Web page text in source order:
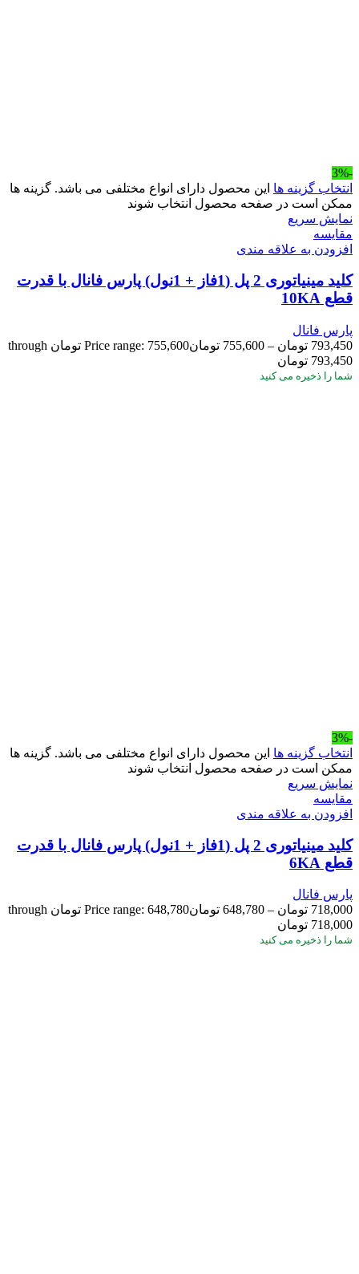
-3%
انتخاب گزینه ها این محصول دارای انواع مختلفی می باشد. گزینه ها
ممکن است در صفحه محصول انتخاب شوند
نمایش سریع
مقايسه
افزودن به علاقه مندی
کلید مینیاتوری 2 پل (1فاز + 1نول) پارس فانال با قدرت
قطع 10KA
پارس فانال
793,450 تومان –
755,600 تومان
Price range: 755,600 تومان through
793,450 تومان
شما را ذخیره می کنید
-3%
انتخاب گزینه ها این محصول دارای انواع مختلفی می باشد. گزینه ها
ممکن است در صفحه محصول انتخاب شوند
نمایش سریع
مقايسه
افزودن به علاقه مندی
کلید مینیاتوری 2 پل (1فاز + 1نول) پارس فانال با قدرت
قطع 6KA
پارس فانال
718,000 تومان –
648,780 تومان
Price range: 648,780 تومان through
718,000 تومان
شما را ذخیره می کنید